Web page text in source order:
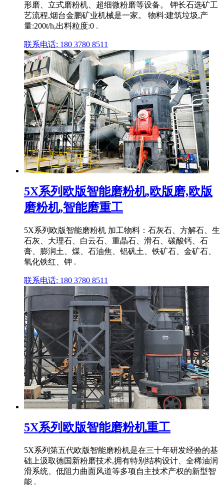
形磨、立式磨粉机、超细微粉磨等设备。 钾长石选矿工
艺流程,烟台金鹏矿业机械是一家。 物料:建筑垃圾,产
量:200t/h,出料粒度:0 .
联系电话: 180 3780 8511
5X系列欧版智能磨粉机,欧版磨,欧版
磨粉机,智能磨重工
5X系列欧版智能磨粉机 加工物料：石灰石、方解石、生
石灰、大理石、白云石、重晶石、滑石、碳酸钙、石
膏、膨润土、煤、石油焦、铝矾土、铁矿石、金矿石、
氧化铁红、钾 .
联系电话: 180 3780 8511
5X系列欧版智能磨粉机重工
5X系列第五代欧版智能磨粉机是在三十年研发经验的基
础上汲取德国新粉磨技术,拥有特别结构设计、全稀油润
滑系统、低阻力曲面风道等多项自主技术产权的新型智
能 .